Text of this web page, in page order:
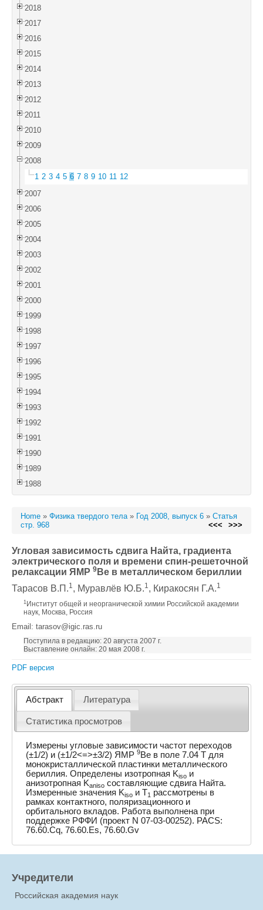
2018
2017
2016
2015
2014
2013
2012
2011
2010
2009
2008
1 2 3 4 5 6 7 8 9 10 11 12
2007
2006
2005
2004
2003
2002
2001
2000
1999
1998
1997
1996
1995
1994
1993
1992
1991
1990
1989
1988
Home » Физика твердого тела» Год 2008, выпуск 6 » Статья
стр. 968
<<< >>>
Угловая зависимость сдвига Найта, градиента
электрического поля и времени спин-решеточной
релаксации ЯМР 9 Be в металлическом бериллии
Тарасов В.П.1, Муравлёв Ю.Б.1, Киракосян Г.А.1
1 Институт общей и неорганической химии Российской академии
наук, Москва, Россия
Email: tarasov@igic.ras.ru
Поступила в редакцию: 20 августа 2007 г.
Выставление онлайн: 20 мая 2008 г.
PDF версия
Абстракт Литература
Статистика просмотров
Измерены угловые зависимости частот переходов
(±1/2) и (±1/2<=>±3/2) ЯМР9Be в поле 7.04 T для
монокристаллической пластинки металлического
бериллия. Определены изотропная Kiso и
анизотропная Kaniso составляющие сдвига Найта.
Измеренные значения Kiso и T1 рассмотрены в
рамках контактного, поляризационного и
орбитального вкладов. Работа выполнена при
поддержке РФФИ (проект N 07-03-00252). PACS:
76.60.Cq, 76.60.Es, 76.60.Gv
Учредители
Российская академия наук